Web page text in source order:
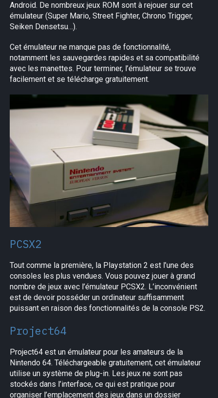
Android. De nombreux jeux ROM sont à rejouer sur cet
émulateur (Super Mario, Street Fighter, Chrono Trigger,
Seiken Densetsu…).
Cet émulateur ne manque pas de fonctionnalité,
notamment les sauvegardes rapides et sa compatibilité
avec les manettes. Pour terminer, l’émulateur se trouve
facilement et se télécharge gratuitement.
PCSX2
Tout comme la première, la Playstation 2 est l’une des
consoles les plus vendues. Vous pouvez jouer à grand
nombre de jeux avec l’émulateur PCSX2. L’inconvénient
est de devoir posséder un ordinateur suffisamment
puissant en raison des fonctionnalités de la console PS2.
Project64
Project64 est un émulateur pour les amateurs de la
Nintendo 64. Téléchargeable gratuitement, cet émulateur
utilise un système de plug-in. Les jeux ne sont pas
stockés dans l’interface, ce qui est pratique pour
organiser l’emplacement des jeux dans un dossier